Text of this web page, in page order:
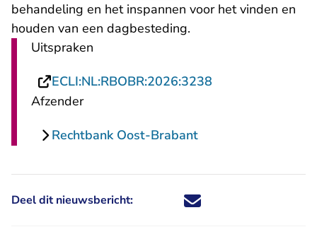
behandeling en het inspannen voor het vinden en
houden van een dagbesteding.
Uitspraken
ECLI:NL:RBOBR:2026:3238
Afzender
Rechtbank Oost-Brabant
Deel dit nieuwsbericht: Deel dit nieuwsbericht via X -
Deel dit nieuwsbericht via
Deel dit nieuwsbericht
Deel dit